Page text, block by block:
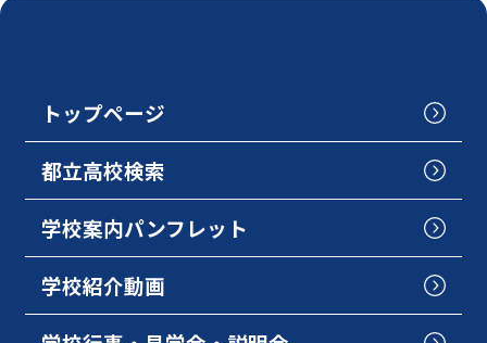
トップページ
都立高校検索
学校案内パンフレット
学校紹介動画